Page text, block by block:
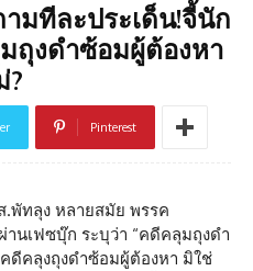
มทีละประเด็น!จี้นัก
ถุงดำซ้อมผู้ต้องหา
?
Pinterest
พัทลุง หลายสมัย พรรค
นเฟซบุ๊ก ระบุว่า “คดีคลุมถุงดำ
ดีคลุงถุงดำซ้อมผู้ต้องหา มิใช่